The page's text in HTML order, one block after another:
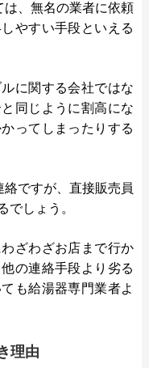
、無名の業者に依頼
やすい手段といえる
に関する会社ではな
同じように割高にな
ってしまったりする
ですが、直接販売員
でしょう。
ざわざお店まで行か
の連絡手段より劣る
も給湯器専門業者よ
理由